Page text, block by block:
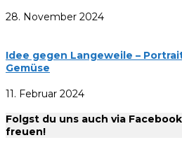
28. November 2024
Idee gegen Langeweile –
Gemüse
11. Februar 2024
Folgst du uns auch via
freuen!